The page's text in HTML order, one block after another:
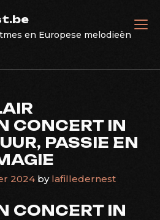
en Europese melodieën
CONCERT IN
PASSIE EN
2024by lafilledernest
CONCERT IN